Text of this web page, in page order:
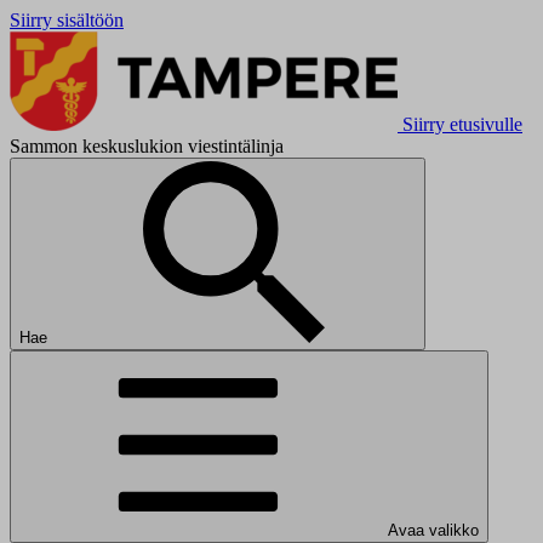
Siirry sisältöön
Siirry etusivulle
Sammon keskuslukion viestintälinja
Hae
Avaa valikko